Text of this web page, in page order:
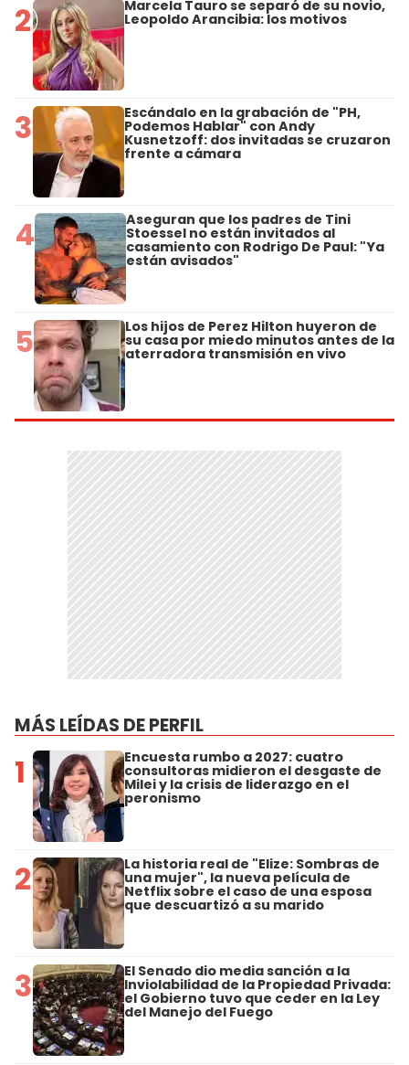
2 Marcela Tauro se separó de su novio,
Leopoldo Arancibia: los motivos
3 Escándalo en la grabación de "PH,
Podemos Hablar" con Andy
Kusnetzoff: dos invitadas se cruzaron
frente a cámara
4 Aseguran que los padres de Tini
Stoessel no están invitados al
casamiento con Rodrigo De Paul: "Ya
están avisados"
5 Los hijos de Perez Hilton huyeron de
su casa por miedo minutos antes de la
aterradora transmisión en vivo
MÁS LEÍDAS DE PERFIL
1 Encuesta rumbo a 2027: cuatro
consultoras midieron el desgaste de
Milei y la crisis de liderazgo en el
peronismo
2 La historia real de "Elize: Sombras de
una mujer", la nueva película de
Netflix sobre el caso de una esposa
que descuartizó a su marido
3 El Senado dio media sanción a la
Inviolabilidad de la Propiedad Privada:
el Gobierno tuvo que ceder en la Ley
del Manejo del Fuego